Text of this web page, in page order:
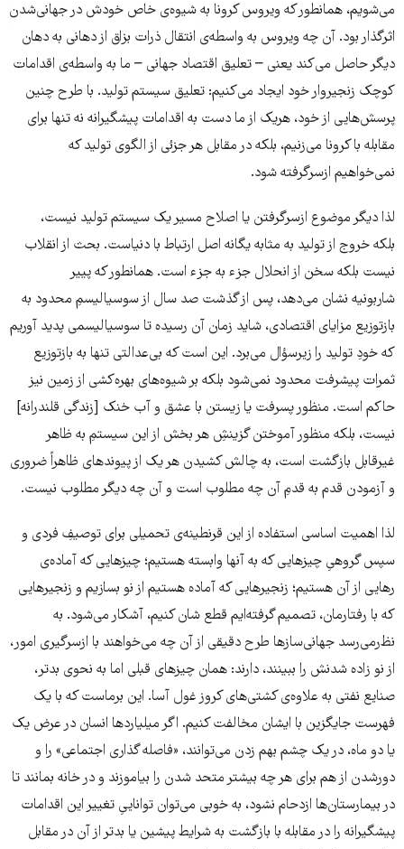
می‌شویم، همانطور که ویروس کرونا به شیوه‌ی خاص خودش در جهانی‌شدن
اثر‌گذار بود. آن چه ویروس به واسطه‌ی انتقال ذرات بزاق از دهانی به دهان
دیگر حاصل ‌می‌کند یعنی – تعلیق اقتصاد جهانی – ما به واسطه‌ی اقدامات
کوچک زنجیر‌وار خود ایجاد می‌کنیم: تعلیق سیستم تولید. با طرح چنین
پرسش‌هایی از خود، هریک از ما دست به اقدامات پیشگیرانه نه تنها برای
مقابله با کرونا می‌زنیم، بلکه در مقابل هر جزئی از الگوی تولید که
نمی‌خواهیم از‌سر‌گرفته شود.
لذا دیگر موضوع از‌سر‌گرفتن یا اصلاح مسیر یک سیستم تولید نیست،
بلکه خروج از تولید به مثابه یگانه اصل ارتباط با دنیاست. بحث از انقلاب
نیست بلکه سخن از انحلال جزء به جزء است. همانطور که پییر
شاربونیه نشان می‌دهد، پس از گذشت صد سال از سوسیالیسمِ محدود به
باز‌توزیع مزایای اقتصادی، شاید زمان آن رسیده تا سوسیالیسمی پدید ‌آوریم
که خودِ تولید را زیر‌سؤال می‌برد. این است که بی‌عدالتی تنها به با‌زتوزیع
ثمرات پیشرفت محدود نمی‌شود بلکه بر شیوه‌های بهره‌کشی از زمین نیز
حاکم ‌است. منظور پسرفت یا زیستن با عشق و آب خنک [زندگی قلندرانه]
نیست، بلکه منظور آموختن گزینشِ هر بخش از این سیستمِ به ظاهر
غیر‌قابل بازگشت است، به چالش کشیدن هر یک از پیوندهای ظاهراً ضروری
و آزمودن قدم به قدمِ آن چه مطلوب است و آن چه دیگر مطلوب نیست.
لذا اهمیت اساسی استفاده از این قرنطینه‌ی تحمیلی برای توصیفِ فردی و
سپس گروهیِ چیزهایی که به آنها وابسته‌ هستیم؛ چیزهایی که آماده‌ی
رهایی از آن هستیم؛ زنجیرهایی که آماده هستیم از نو بسازیم و زنجیرهایی
که با رفتارمان، تصمیم گرفته‌ایم قطع شان کنیم، آشکار ‌می‌شود. به
نظ‌ر‌می‌رسد جهانی‌سازها طرح دقیقی از آن چه می‌خواهند با از‌سرگیری امور،
از نو زاده ‌شدنش را ببینند، دارند: همان چیزهای قبلی اما به نحوی بدتر،
صنایع نفتی به علاوه‌ی کشتی‌های کروز غول آسا. این بر‌ماست که با یک
فهرست جایگزین با ایشان مخالفت کنیم. اگر میلیاردها انسان در عرض یک
یا دو ماه، در یک چشم‌ بهم‌ زدن می‌توانند، «فاصله گذاری اجتماعی» را و
دور‌شدن از هم برای هر چه بیشتر متحد شدن را بیاموزند و در خانه بمانند تا
در بیمارستان‌ها ازدحام نشود، به خوبی می‌توان تواناییِ تغییر این اقدامات
پیشگیرانه را در مقابله با بازگشت به شرایط پیشین یا بدتر از آن در مقابل